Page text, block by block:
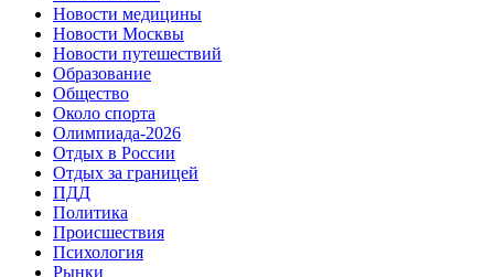
Новости медицины
Новости Москвы
Новости путешествий
Образование
Общество
Около спорта
Олимпиада-2026
Отдых в России
Отдых за границей
ПДД
Политика
Происшествия
Психология
Рынки